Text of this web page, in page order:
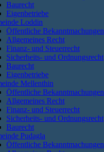
Baurecht
Eigenbetriebe
Loddin
Öffentliche Bekanntmachungen
Allgemeines Recht
Finanz- und Steuerrecht
Sicherheits- und Ordnungsrecht
Baurecht
Eigenbetriebe
Mellenthin
Öffentliche Bekanntmachungen
Allgemeines Recht
Finanz- und Steuerrecht
Sicherheits- und Ordnungsrecht
Baurecht
Pudagla
Öffentliche Bekanntmachungen